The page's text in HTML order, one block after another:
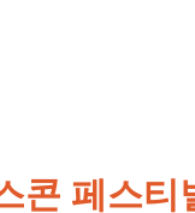
콘 페스티